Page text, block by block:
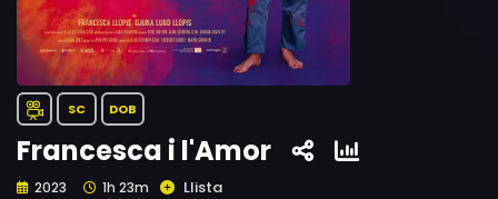
SC DOB
Francesca i l'Amor
2023 1h 23m Llista